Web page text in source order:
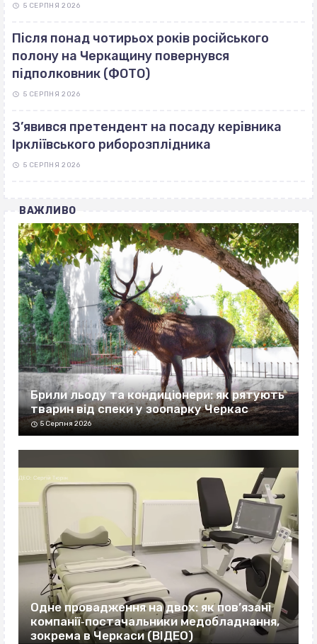
5 СЕРПНЯ 2026
Після понад чотирьох років російського
полону на Черкащину повернувся
підполковник (ФОТО)
5 СЕРПНЯ 2026
З’явився претендент на посаду керівника
Іркліївського риборозплідника
5 СЕРПНЯ 2026
ВАЖЛИВО
Брили льоду та кондиціонери: як рятують
тварин від спеки у зоопарку Черкас
5 Серпня 2026
Одне провадження на двох: як пов’язані
компанії‐постачальники медобладнання,
зокрема в Черкаси (ВІДЕО)